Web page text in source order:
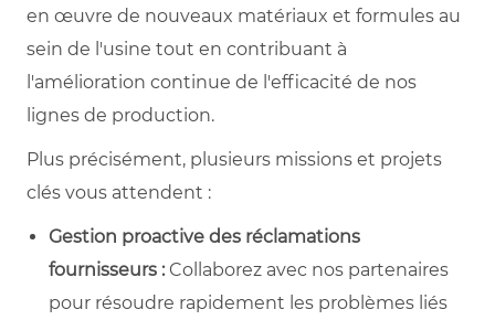
en œuvre de nouveaux matériaux et formules au
sein de l'usine tout en contribuant à
l'amélioration continue de l'efficacité de nos
lignes de production.
Plus précisément, plusieurs missions et projets
clés vous attendent :
Gestion proactive des réclamations
fournisseurs :Collaborez avec nos partenaires
pour résoudre rapidement les problèmes liés